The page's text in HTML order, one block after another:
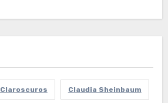
Claroscuros Claudia Sheinbaum